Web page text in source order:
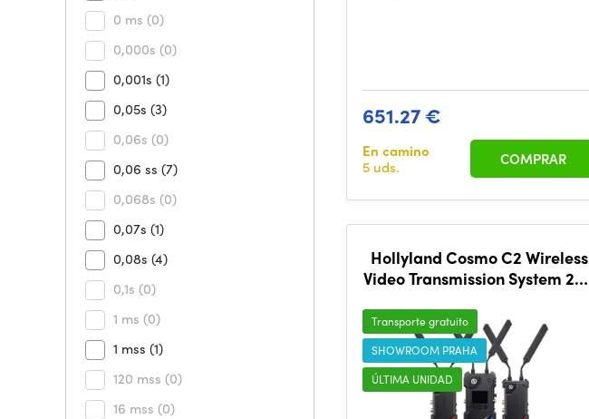
0 ms (0)
0,000s (0)
0,001s (1)
0,05s (3)
0,06s (0)
0,06 ss (7)
0,068s (0)
0,07s (1)
0,08s (4)
0,1s (0)
1 ms (0)
1 mss (1)
120 mss (0)
16 mss (0)
651.27 €
En camino
5 uds.
COMPRAR
Hollyland Cosmo C2 Wireless
Video Transmission System 2TX
Transporte gratuito
SHOWROOM PRAHA
ÚLTIMA UNIDAD